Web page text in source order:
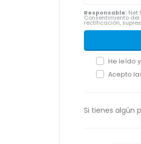
Responsable: Net
Consentimiento
rectificación,
He leído
Acepto
Si tienes algún